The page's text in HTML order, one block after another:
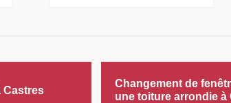
Castres
Changement de
une toiture arrondie à